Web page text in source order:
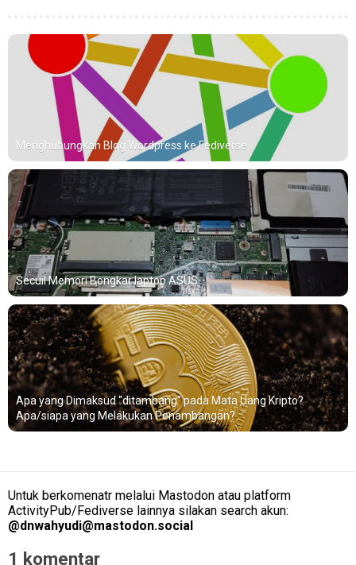
Menghubungkan Blog Wordpress ke Fediverse
Secuil Memori Bongkar laptop ASUS
Apa yang Dimaksud “ditambang” pada Mata Uang Kripto?
Apa/siapa yang Melakukan Penambangan?
Untuk berkomenatr melalui Mastodon atau platform
ActivityPub/Fediverse lainnya silakan search akun:
@dnwahyudi@mastodon.social
1 komentar